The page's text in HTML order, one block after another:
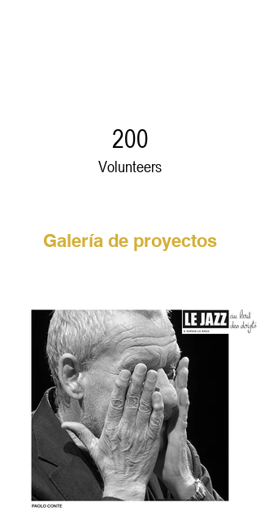
200
Volunteers
Galería de proyectos